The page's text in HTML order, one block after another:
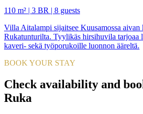
110 m² | 3 BR | 8 guests
Villa Aitalampi sijaitsee Kuusamossa aivan
Rukatunturilta. Tyylikäs hirsihuvila tarjoaa
kaveri- sekä työporukoille luonnon ääreltä.
BOOK YOUR STAY
Check availability and
Ruka